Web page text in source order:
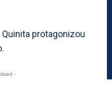
protagonizou
-